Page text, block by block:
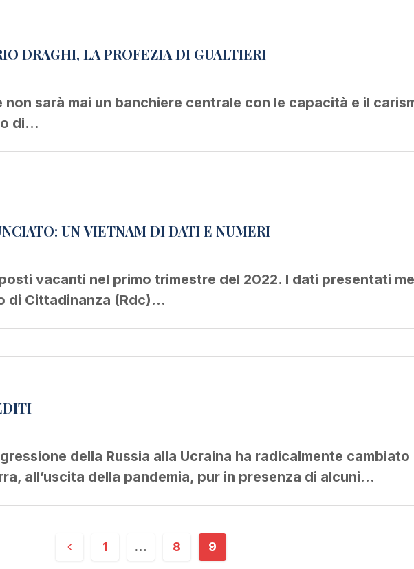
CHRISTINE LAGARDE NON SARÀ MAI MARIO DRAGHI, LA PROFEZIA DI GUALTIERI
sarà mai un banchiere centrale con le capacità e il
di…
UN VIETNAM DI DATI E NUMERI
vacanti nel primo trimestre del 2022. I dati presentati
di Cittadinanza (Rdc)…
della Russia alla Ucraina ha radicalmente cambiato
all’uscita della pandemia, pur in presenza di alcuni…
1 … 8 9